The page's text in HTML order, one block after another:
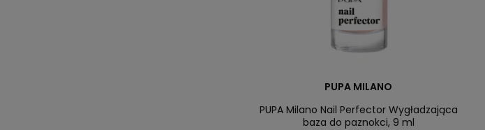
PUPA MILANO
PUPA Milano Nail Perfector Wygładzająca
baza do paznokci, 9 ml